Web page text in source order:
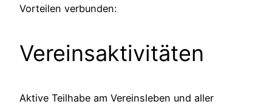
Vorteilen verbunden:
Vereinsaktivitäten
Aktive Teilhabe am Vereinsleben und aller